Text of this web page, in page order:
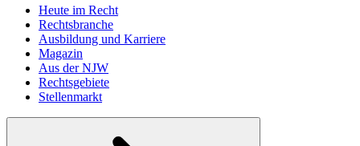
Heute im Recht
Rechtsbranche
Ausbildung und Karriere
Magazin
Aus der NJW
Rechtsgebiete
Stellenmarkt